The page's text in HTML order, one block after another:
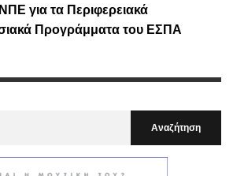
για τα Περιφερειακά
Προγράμματα του ΕΣΠΑ